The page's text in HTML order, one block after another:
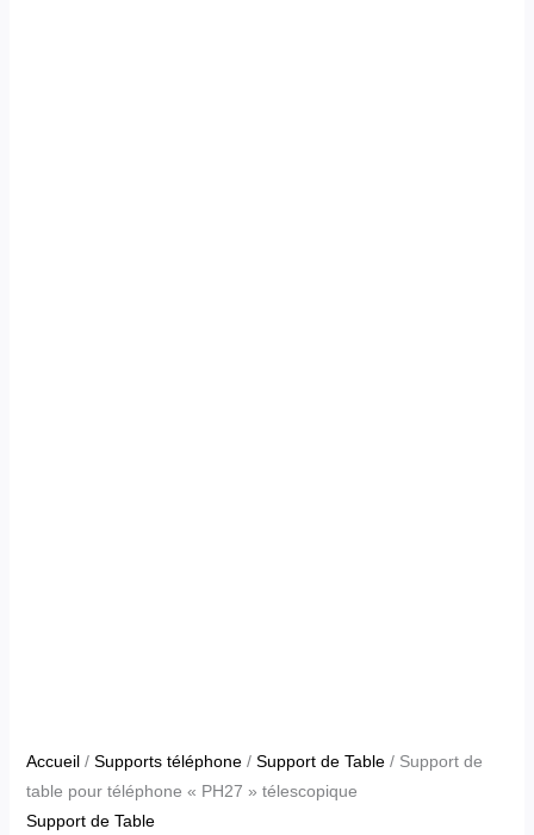
Accueil/ Supports téléphone/ Support de Table/ Support de
table pour téléphone « PH27 » télescopique
Support de Table